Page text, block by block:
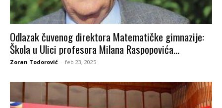
Odlazak čuvenog direktora Matematičke gimnazije:
Škola u Ulici profesora Milana Raspopovića...
Zoran Todorović - feb 23, 2025